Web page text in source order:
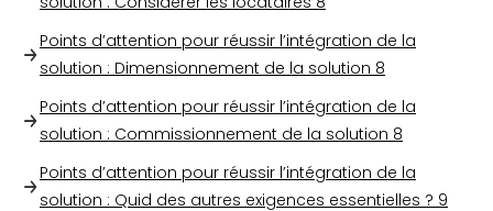
Points d’attention pour réussir l’intégration de la
solution : Dimensionnement de la solution 8
Points d’attention pour réussir l’intégration de la
solution : Commissionnement de la solution 8
Points d’attention pour réussir l’intégration de la
solution : Quid des autres exigences essentielles ? 9